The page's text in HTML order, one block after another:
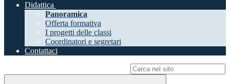
Didattica
Panoramica
Offerta formativa
I progetti delle classi
Coordinatori e segretari
Contattaci